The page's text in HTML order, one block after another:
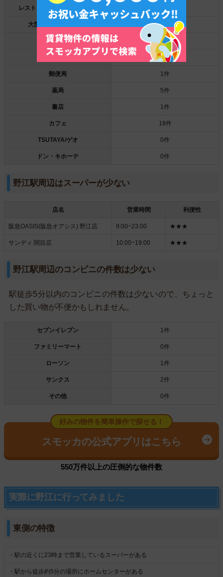
レストラン/ファストフード店 2件
大型ショッピング施設 0件
100円ショップ 0件
銀行 3件
郵便局 1件
薬局 5件
書店 1件
カフェ 18件
TSUTAYA/ゲオ 0件
ドン・キホーテ 0件
野江駅周辺はスーパーが少ない
店名 営業時間 利便性
阪急OASIS(阪急オアシス) 野江店 9:00~23:00 ★★★
サンディ 関目店 10:00~19:00 ★★★
野江駅周辺のコンビニの件数は少ない
駅徒歩5分以内のコンビニの件数は少ないので、ちょっと
した買い物が不便かもしれません。
セブンイレブン 1件
ファミリーマート 0件
ローソン 1件
サンクス 2件
その他 0件
好みの物件を簡単操作で探せる！
スモッカの公式アプリはこちら
550万件以上の圧倒的な物件数
実際に野江に行ってみました
東側の特徴
・駅の近くに23時まで営業しているスーパーがある
・駅から徒歩約5分の場所にホームセンターがある